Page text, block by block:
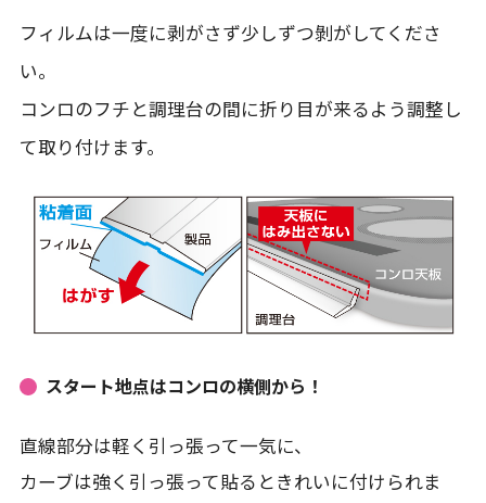
フィルムは一度に剥がさず少しずつ剝がしてくださ
い。
コンロのフチと調理台の間に折り目が来るよう調整し
て取り付けます。
スタート地点はコンロの横側から！
直線部分は軽く引っ張って一気に、
カーブは強く引っ張って貼るときれいに付けられま